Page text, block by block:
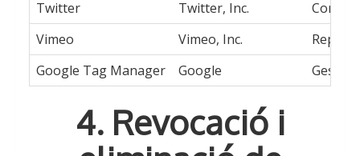
Twitter Twitter, Inc.
Vimeo
Vimeo, Inc.
Google Tag Manager
Google
4. Revocació i